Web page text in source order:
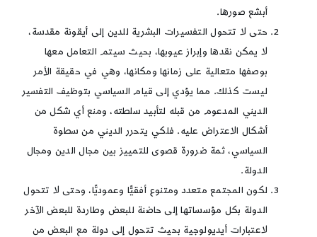
أبشع صورها.
حتى لا تتحول التفسيرات البشرية للدين إلى أيقونة مقدسة،
لا يمكن نقدها وإبراز عيوبها، بحيث سيتم التعامل معها
بوصفها متعالية على زمانها ومكانها، وهي في حقيقة الأمر
ليست كذلك. مما يؤدي إلى قيام السياسي بتوظيف التفسير
الديني المدعوم من قبله لتأبيد سلطته، ومنع أي شكل من
أشكال الاعتراض عليه. فلكي يتحرر الديني من سطوة
السياسي، ثمة ضرورة قصوى للتمييز بين مجال الدين ومجال
الدولة.
لكون المجتمع متعدد ومتنوع أفقيًّا وعموديًّا، وحتى لا تتحول
الدولة بكل مؤسساتها إلى حاضنة للبعض وطاردة للبعض الآخر
لاعتبارات أيديولوجية بحيث تتحول إلى دولة مع البعض من